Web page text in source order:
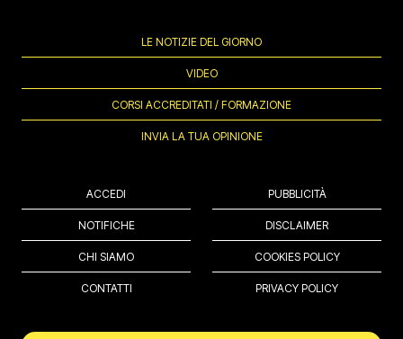
LE NOTIZIE DEL GIORNO
VIDEO
CORSI ACCREDITATI / FORMAZIONE
INVIA LA TUA OPINIONE
ACCEDI
NOTIFICHE
CHI SIAMO
CONTATTI
PUBBLICITÀ
DISCLAIMER
COOKIES POLICY
PRIVACY POLICY